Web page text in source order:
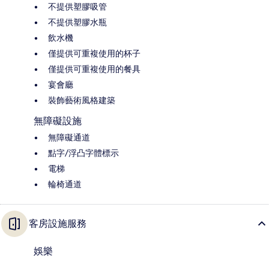
不提供塑膠吸管
不提供塑膠水瓶
飲水機
僅提供可重複使用的杯子
僅提供可重複使用的餐具
宴會廳
裝飾藝術風格建築
無障礙設施
無障礙通道
點字/浮凸字體標示
電梯
輪椅通道
客房設施服務
娛樂